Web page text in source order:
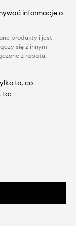
informacje o
produkty i jest
się z innymi
z rabatu.
to, co
to: